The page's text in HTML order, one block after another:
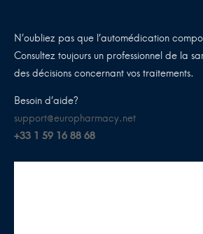
N’oubliez pas que l’automédication
Consultez toujours un professionnel de la
des décisions concernant vos traitements.
Besoin d’aide?
support@europharmacy.net
+33 1 59 16 88 68